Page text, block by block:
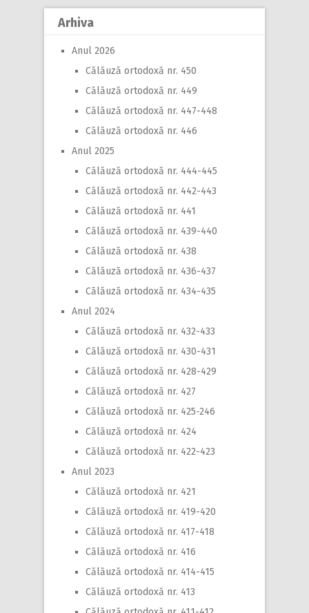
Arhiva
Anul 2026
Călăuză ortodoxă nr. 450
Călăuză ortodoxă nr. 449
Călăuză ortodoxă nr. 447-448
Călăuză ortodoxă nr. 446
Anul 2025
Călăuză ortodoxă nr. 444-445
Călăuză ortodoxă nr. 442-443
Călăuză ortodoxă nr. 441
Călăuză ortodoxă nr. 439-440
Călăuză ortodoxă nr. 438
Călăuză ortodoxă nr. 436-437
Călăuză ortodoxă nr. 434-435
Anul 2024
Călăuză ortodoxă nr. 432-433
Călăuză ortodoxă nr. 430-431
Călăuză ortodoxă nr. 428-429
Călăuză ortodoxă nr. 427
Călăuză ortodoxă nr. 425-246
Călăuză ortodoxă nr. 424
Călăuză ortodoxă nr. 422-423
Anul 2023
Călăuză ortodoxă nr. 421
Călăuză ortodoxă nr. 419-420
Călăuză ortodoxă nr. 417-418
Călăuză ortodoxă nr. 416
Călăuză ortodoxă nr. 414-415
Călăuză ortodoxă nr. 413